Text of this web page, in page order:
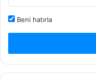
Beni hatırla